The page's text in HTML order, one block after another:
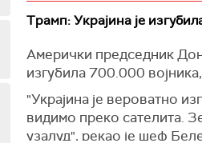
распитивао о судбини
заправо лаже".
"Добро питање“,
Он је изнео тврдњу да
додајући да се он “храни
Позвао је Зеленског да
Трамп: Украјина је
Амерички председник
изгубила 700.000
"Украјина је вероватно
видимо преко сателита.
узалуд", рекао је шеф